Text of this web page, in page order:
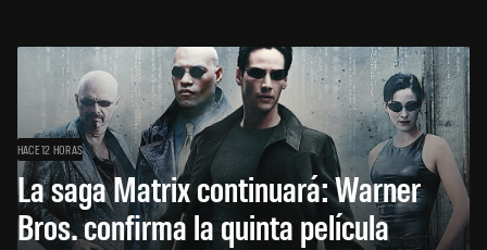
HACE 12 HORAS
La saga Matrix continuará: Warner
Bros. confirma la quinta película